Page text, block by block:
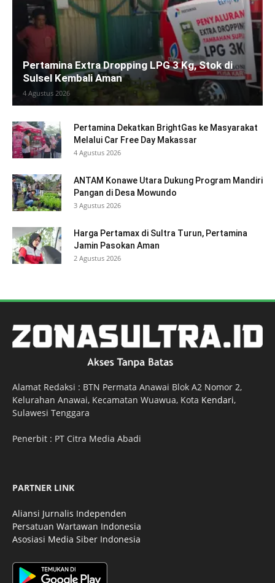
Pertamina Extra Dropping LPG 3 Kg, Stok di
Sulsel Kembali Aman
4 Agustus 2026
Pertamina Dekatkan BrightGas ke Masyarakat
Melalui Car Free Day Makassar
4 Agustus 2026
ANTAM Konawe Utara Dukung Program Mandiri
Pangan di Desa Mowundo
3 Agustus 2026
Harga Pertamax di Sultra Turun, Pertamina
Jamin Pasokan Aman
2 Agustus 2026
Alamat Redaksi : BTN Permata Anawai Blok A2 Nomor 2,
Kelurahan Anawai, Kecamatan Wuawua, Kota Kendari,
Sulawesi Tenggara
Penerbit : PT Citra Media Abadi
PARTNER LINK
Aliansi Jurnalis Independen
Persatuan Wartawan Indonesia
Asosiasi Media Siber Indonesia